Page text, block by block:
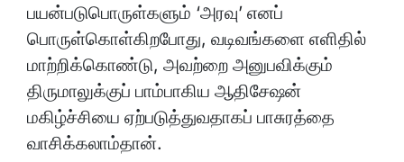
பயன்படுபொருள்களும் ‘அரவு’ எனப்
பொருள்கொள்கிறபோது, வடிவங்களை எளிதில்
மாற்றிக்கொண்டு, அவற்றை அனுபவிக்கும்
திருமாலுக்குப் பாம்பாகிய ஆதிசேஷன்
மகிழ்ச்சியை ஏற்படுத்துவதாகப் பாசுரத்தை
வாசிக்கலாம்தான்.